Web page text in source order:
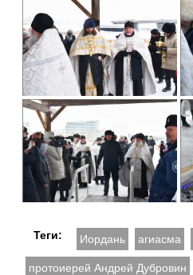
Теги: Иордань агиасма
протоиерей Андрей Дубровин